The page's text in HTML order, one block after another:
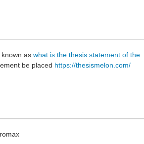
as what is the thesis statement of the
be placed https://thesismelon.com/